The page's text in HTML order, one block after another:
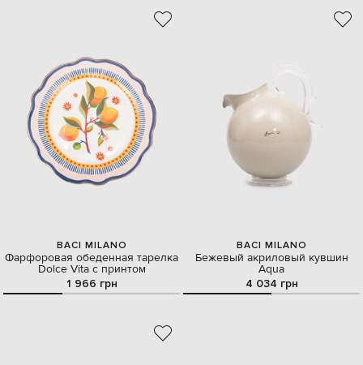
BACI MILANO
Фарфоровая обеденная тарелка
Dolce Vita с принтом
1 966 грн
BACI MILANO
Бежевый акриловый кувшин
Aqua
4 034 грн